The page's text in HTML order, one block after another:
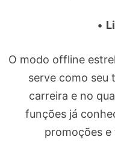
•
O modo offline
serve como seu
carreira e no
funções já
promoções e